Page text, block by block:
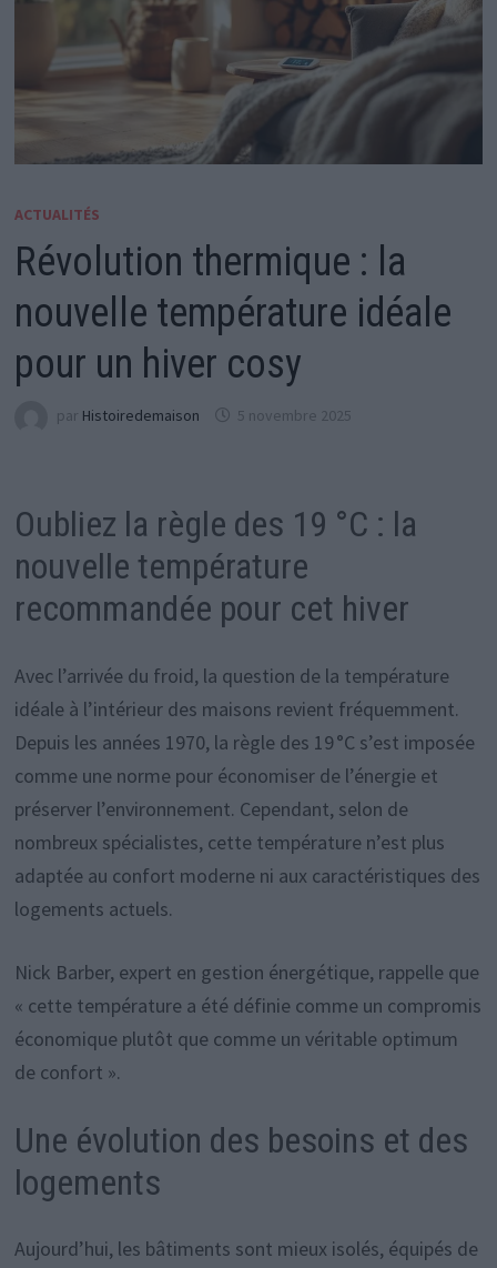
ACTUALITÉS
Révolution thermique : la
nouvelle température idéale
pour un hiver cosy
par Histoiredemaison 5 novembre 2025
Oubliez la règle des 19 °C : la
nouvelle température
recommandée pour cet hiver
Avec l’arrivée du froid, la question de la température
idéale à l’intérieur des maisons revient fréquemment.
Depuis les années 1970, la règle des 19 °C s’est imposée
comme une norme pour économiser de l’énergie et
préserver l’environnement. Cependant, selon de
nombreux spécialistes, cette température n’est plus
adaptée au confort moderne ni aux caractéristiques des
logements actuels.
Nick Barber, expert en gestion énergétique, rappelle que
« cette température a été définie comme un compromis
économique plutôt que comme un véritable optimum
de confort ».
Une évolution des besoins et des
logements
Aujourd’hui, les bâtiments sont mieux isolés, équipés de